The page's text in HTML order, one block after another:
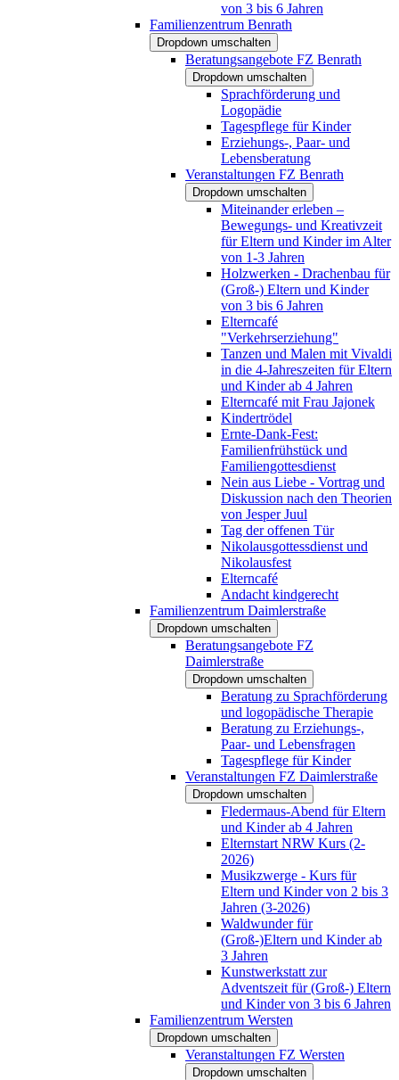
von 3 bis 6 Jahren
Familienzentrum Benrath
Dropdown umschalten
Beratungsangebote FZ Benrath
Dropdown umschalten
Sprachförderung und
Logopädie
Tagespflege für Kinder
Erziehungs-, Paar- und
Lebensberatung
Veranstaltungen FZ Benrath
Dropdown umschalten
Miteinander erleben –
Bewegungs- und Kreativzeit
für Eltern und Kinder im Alter
von 1-3 Jahren
Holzwerken - Drachenbau für
(Groß-) Eltern und Kinder
von 3 bis 6 Jahren
Elterncafé
"Verkehrserziehung"
Tanzen und Malen mit Vivaldi
in die 4-Jahreszeiten für Eltern
und Kinder ab 4 Jahren
Elterncafé mit Frau Jajonek
Kindertrödel
Ernte-Dank-Fest:
Familienfrühstück und
Familiengottesdienst
Nein aus Liebe - Vortrag und
Diskussion nach den Theorien
von Jesper Juul
Tag der offenen Tür
Nikolausgottessdienst und
Nikolausfest
Elterncafé
Andacht kindgerecht
Familienzentrum Daimlerstraße
Dropdown umschalten
Beratungsangebote FZ
Daimlerstraße
Dropdown umschalten
Beratung zu Sprachförderung
und logopädische Therapie
Beratung zu Erziehungs-,
Paar- und Lebensfragen
Tagespflege für Kinder
Veranstaltungen FZ Daimlerstraße
Dropdown umschalten
Fledermaus-Abend für Eltern
und Kinder ab 4 Jahren
Elternstart NRW Kurs (2-
2026)
Musikzwerge - Kurs für
Eltern und Kinder von 2 bis 3
Jahren (3-2026)
Waldwunder für
(Groß-)Eltern und Kinder ab
3 Jahren
Kunstwerkstatt zur
Adventszeit für (Groß-) Eltern
und Kinder von 3 bis 6 Jahren
Familienzentrum Wersten
Dropdown umschalten
Veranstaltungen FZ Wersten
Dropdown umschalten